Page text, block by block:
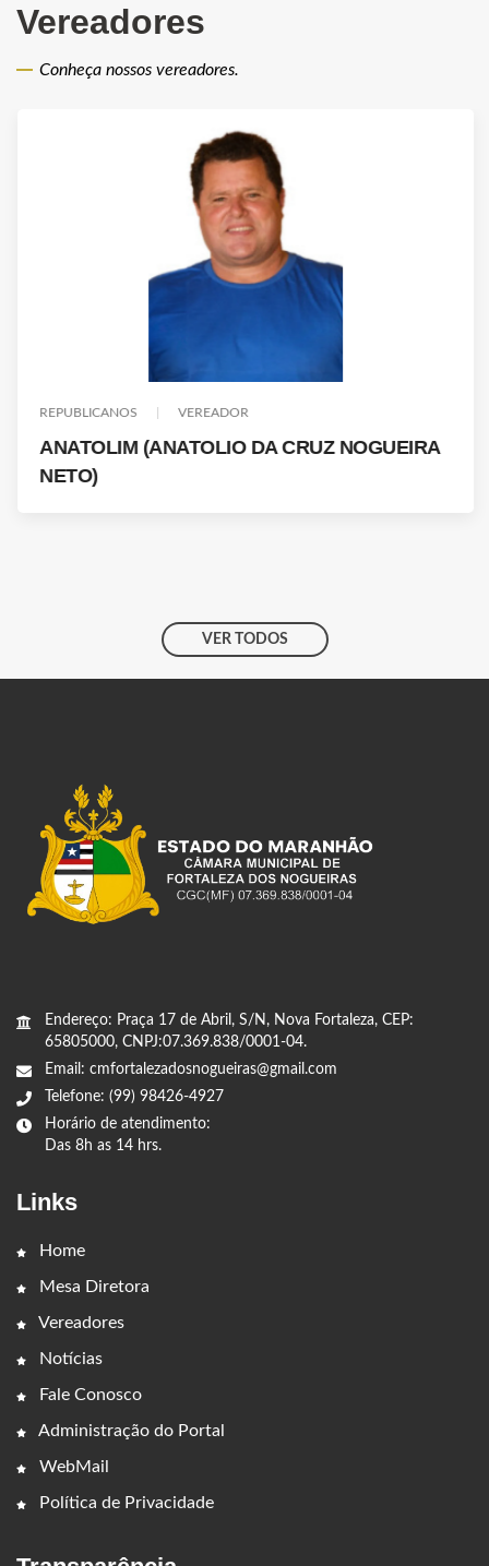
Vereadores
Conheça nossos vereadores.
REPUBLICANOS VEREADOR
ANATOLIM (ANATOLIO DA CRUZ NOGUEIRA
NETO)
VER TODOS
Endereço: Praça 17 de Abril, S/N, Nova Fortaleza, CEP:
65805000, CNPJ:07.369.838/0001-04.
Email: cmfortalezadosnogueiras@gmail.com
Telefone: (99) 98426-4927
Horário de atendimento:
Das 8h as 14 hrs.
Links
Home
Mesa Diretora
Vereadores
Notícias
Fale Conosco
Administração do Portal
WebMail
Política de Privacidade